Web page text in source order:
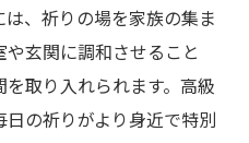
、祈りの場を家族の集ま
玄関に調和させること
取り入れられます。高級
の祈りがより身近で特別